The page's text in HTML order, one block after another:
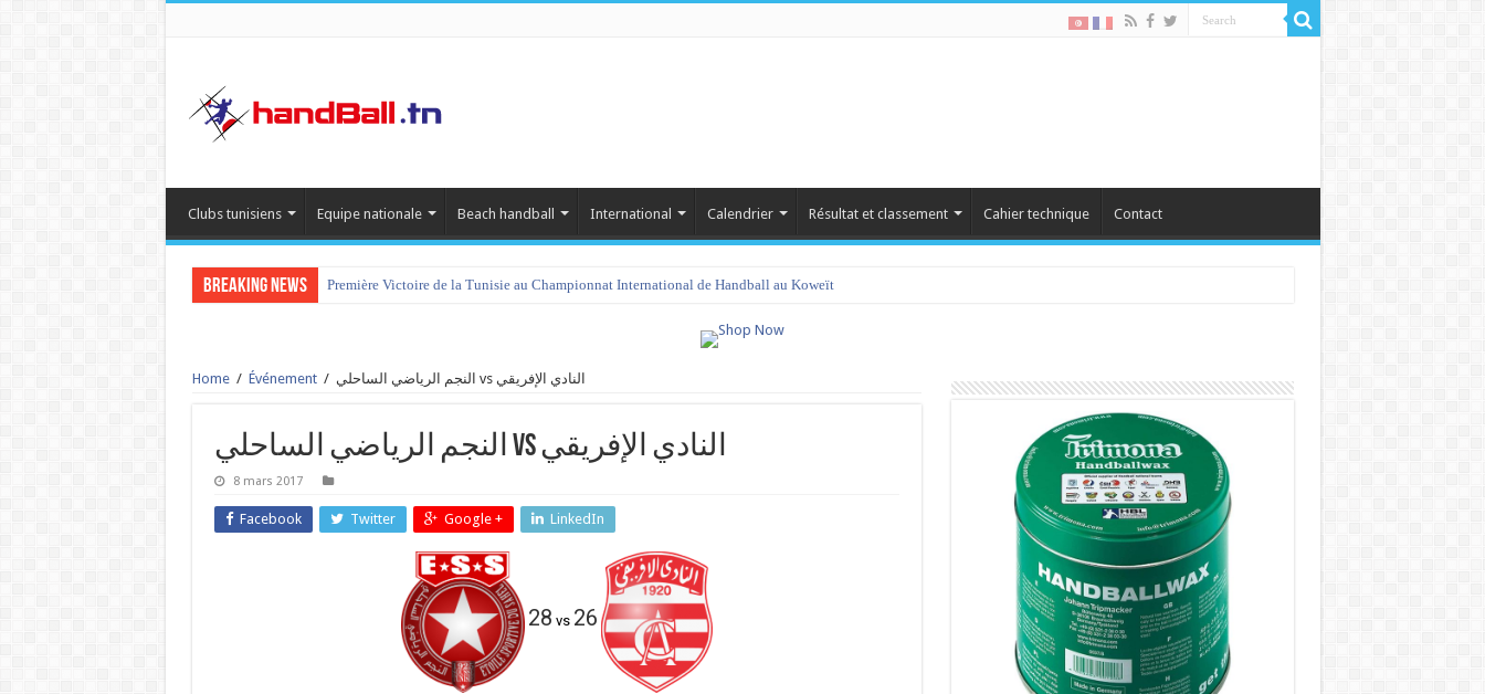
Clubs tunisiens Equipe nationale Beach handball International Calendrier Résultat et classement Cahier technique Contact
Breaking News Première Victoire de la Tunisie au Championnat International de Handball au Koweït
Home / Événement / النجم الرياضي الساحلي vs النادي الإفريقي
النجم الرياضي الساحلي vs النادي الإفريقي
8 mars 2017
Facebook Twitter Google + LinkedIn
28 vs 26